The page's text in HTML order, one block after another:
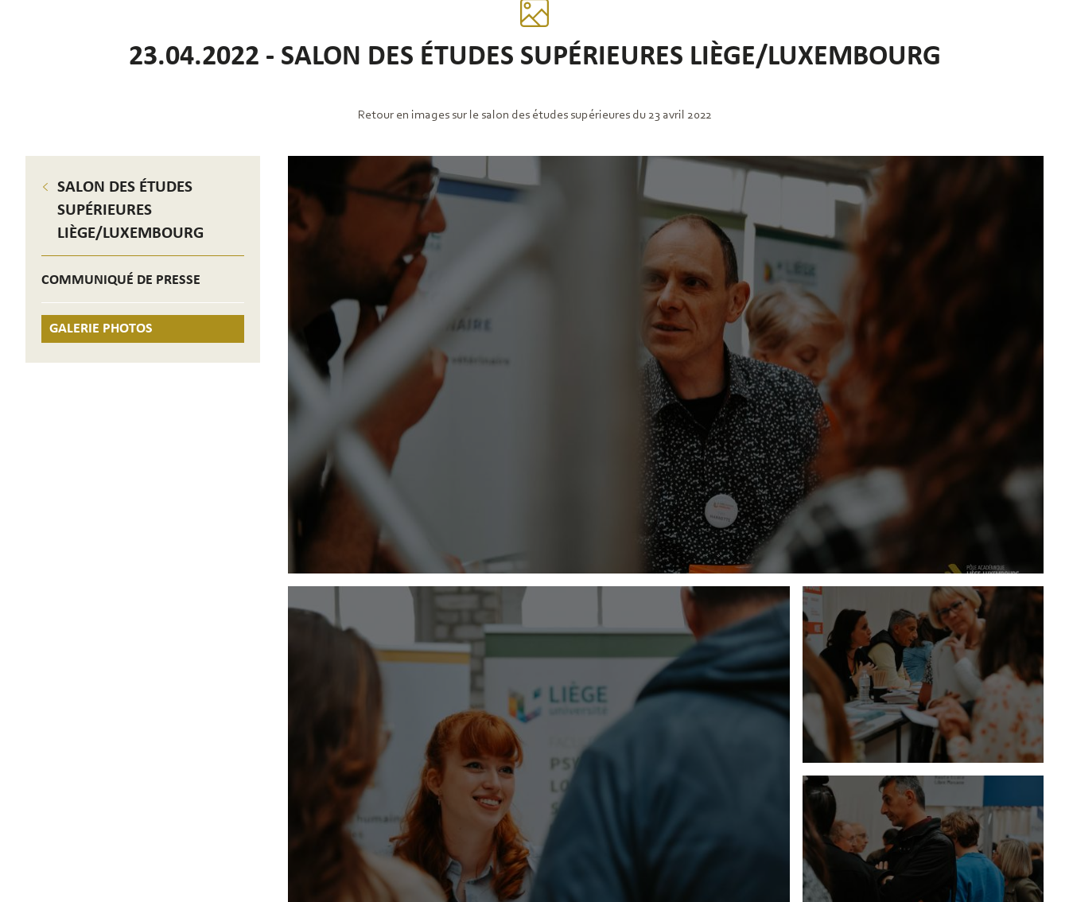
23.04.2022 - SALON DES ÉTUDES SUPÉRIEURES LIÈGE/LUXEMBOURG
Retour en images sur le salon des études supérieures du 23 avril 2022
SALON DES ÉTUDES
SUPÉRIEURES
LIÈGE/LUXEMBOURG
COMMUNIQUÉ DE PRESSE
GALERIE PHOTOS